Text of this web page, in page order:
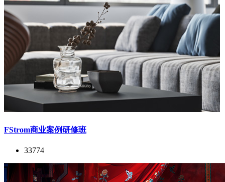
FStrom商业案例研修班
33774